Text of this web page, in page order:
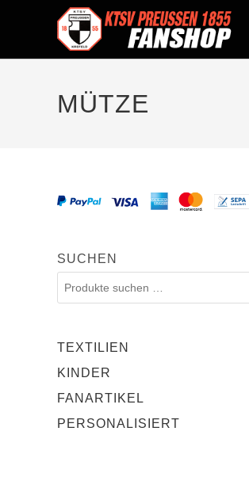
MÜTZE
SUCHEN
TEXTILIEN
KINDER
FANARTIKEL
PERSONALISIERT